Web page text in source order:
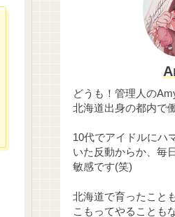
どうも！管理人の
北海道出身の都内で
10代でアイドルにハ
いた反動からか、毎
敏感です(笑)
北海道で育ったこと
こもってやることも